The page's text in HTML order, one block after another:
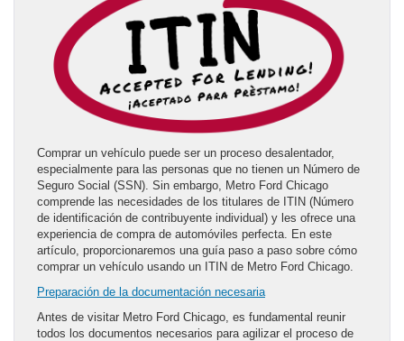
Comprar un vehículo puede ser un proceso desalentador,
especialmente para las personas que no tienen un Número de
Seguro Social (SSN). Sin embargo, Metro Ford Chicago
comprende las necesidades de los titulares de ITIN (Número
de identificación de contribuyente individual) y les ofrece una
experiencia de compra de automóviles perfecta. En este
artículo, proporcionaremos una guía paso a paso sobre cómo
comprar un vehículo usando un ITIN de Metro Ford Chicago.
Preparación de la documentación necesaria
Antes de visitar Metro Ford Chicago, es fundamental reunir
todos los documentos necesarios para agilizar el proceso de